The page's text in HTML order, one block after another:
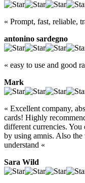
« Prompt, fast, reliable,
antonino sardegno
« easy to use and good
Mark
« Excellent company,
cards! Highly
different currencies. You
by using amnis. Also
understand «
Sara Wild